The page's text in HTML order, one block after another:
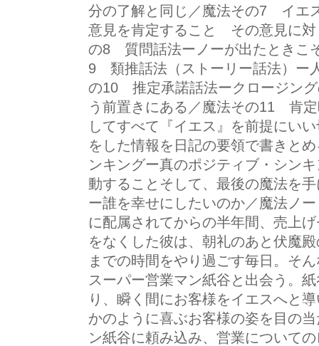
分の了解と同じ／魔法その7 イエ
意見を肯定すること その意見に対
の8 質問話法ーノーが出たときこ
9 類推話法（ストーリー話法）ー
の10 推定承諾話法ークロージン
う前置きにある／魔法その11 肯
してすべて『イエス』を前提にい
をした情報を日記の要領で書きと
ンキングー真のポジティブ・シン
動することそして、最後の魔法を
ー誰を幸せにしたいのか／魔法ノ
に配属されてからの半年間、売上
をなくした彼は、朝礼のあと伏魔
までの時間をやり過ごす毎日。そ
スーパー営業マン紙谷と出会う。
り、瞬く間にお客様をイエスへと
かのように喜ぶお客様の姿を目の
ン紙谷に頼み込み、営業について